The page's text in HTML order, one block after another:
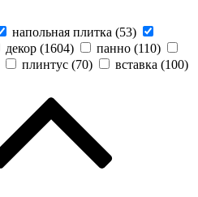
напольная плитка (53)
декор (1604) панно (110)
плинтус (70) вставка (100)